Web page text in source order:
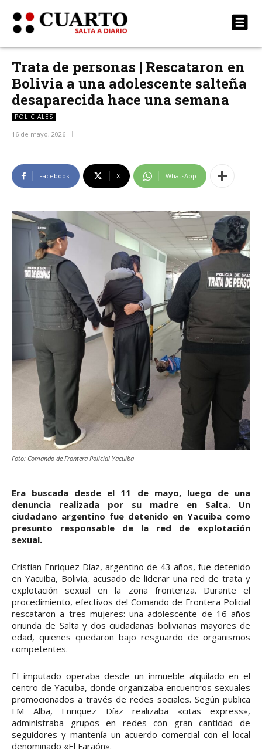
Trata de personas | Rescataron en
Bolivia a una adolescente salteña
desaparecida hace una semana
POLICIALES
16 de mayo, 2026
Facebook X WhatsApp
Foto: Comando de Frontera Policial Yacuiba
Era buscada desde el 11 de mayo, luego de una
denuncia realizada por su madre en Salta. Un
ciudadano argentino fue detenido en Yacuiba como
presunto responsable de la red de explotación
sexual.
Cristian Enriquez Díaz, argentino de 43 años, fue detenido
en Yacuiba, Bolivia, acusado de liderar una red de trata y
explotación sexual en la zona fronteriza. Durante el
procedimiento, efectivos del Comando de Frontera Policial
rescataron a tres mujeres: una adolescente de 16 años
oriunda de Salta y dos ciudadanas bolivianas mayores de
edad, quienes quedaron bajo resguardo de organismos
competentes.
El imputado operaba desde un inmueble alquilado en el
centro de Yacuiba, donde organizaba encuentros sexuales
promocionados a través de redes sociales. Según publica
FM Alba, Enriquez Díaz realizaba «citas express»,
administraba grupos en redes con gran cantidad de
seguidores y mantenía un acuerdo comercial con el local
denominado «El Faraón».